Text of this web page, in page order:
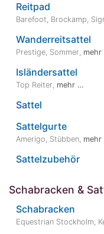
Reitpad
Barefoot, Brockamp,
Wanderreitsattel
Prestige, Sommer,
Isländersattel
Top Reiter, mehr …
Sattel
Sattelgurte
Amerigo, Stübben,
Sattelzubehör
Schabracken &
Schabracken
Equestrian Stockholm,